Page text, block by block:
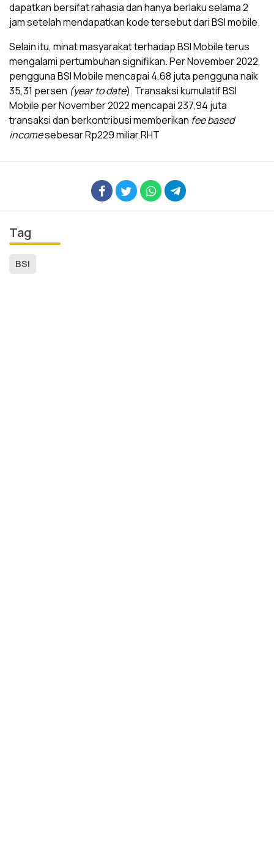
dapatkan bersifat rahasia dan hanya berlaku selama 2
jam setelah mendapatkan kode tersebut dari BSI mobile.
Selain itu, minat masyarakat terhadap BSI Mobile terus
mengalami pertumbuhan signifikan. Per November 2022,
pengguna BSI Mobile mencapai 4,68 juta pengguna naik
35,31 persen (year to date). Transaksi kumulatif BSI
Mobile per November 2022 mencapai 237,94 juta
transaksi dan berkontribusi memberikan fee based
incomesebesar Rp229 miliar.RHT
Tag
BSI